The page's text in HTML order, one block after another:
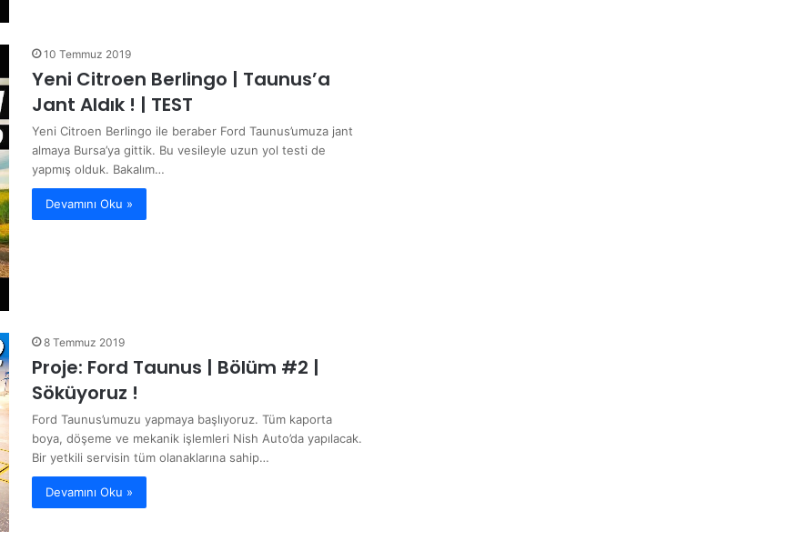
10 Temmuz 2019
Yeni Citroen Berlingo | Taunus’a
Jant Aldık ! | TEST
Yeni Citroen Berlingo ile beraber Ford Taunus’umuza jant
almaya Bursa’ya gittik. Bu vesileyle uzun yol testi de
yapmış olduk. Bakalım…
Devamını Oku »
8 Temmuz 2019
Proje: Ford Taunus | Bölüm #2 |
Söküyoruz !
Ford Taunus’umuzu yapmaya başlıyoruz. Tüm kaporta
boya, döşeme ve mekanik işlemleri Nish Auto’da yapılacak.
Bir yetkili servisin tüm olanaklarına sahip…
Devamını Oku »